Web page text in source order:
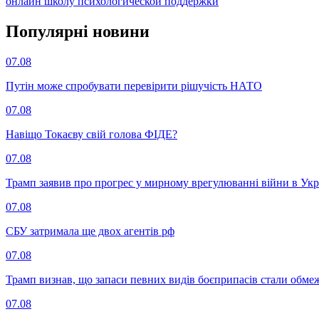
Популярнi новини
07.08
Путін може спробувати перевірити рішучість НАТО
07.08
Навіщо Токаєву свій голова ФІДЕ?
07.08
Трамп заявив про прогрес у мирному врегулюванні війни в
07.08
СБУ затримала ще двох агентів рф
07.08
Трамп визнав, що запаси певних видів боєприпасів стали
07.08